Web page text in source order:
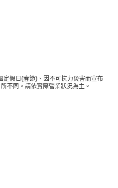
定假日(春節)、因不可抗力災害而宣布
不同。請依實際營業狀況為主。